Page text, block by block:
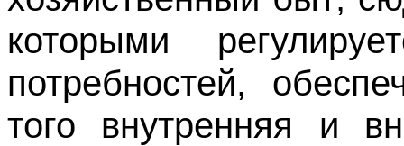
которыми
потребностей,
того внутренняя и